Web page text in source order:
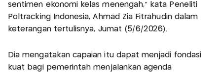
sentimen ekonomi kelas menengah,” kata Peneliti
Poltracking Indonesia, Ahmad Zia Fitrahudin dalam
keterangan tertulisnya, Jumat (5/6/2026).
Dia mengatakan capaian itu dapat menjadi fondasi
kuat bagi pemerintah menjalankan agenda